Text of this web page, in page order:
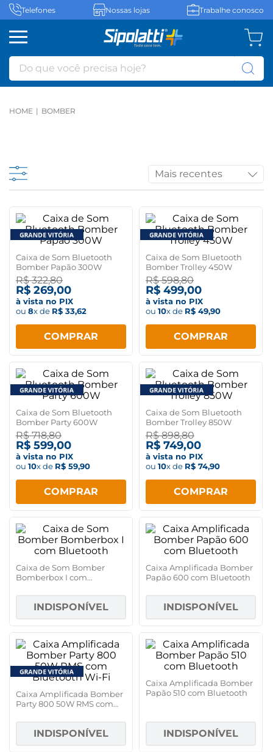
Telefones Nossas lojas Trabalhe conosco
Do que você precisa hoje?
BOMBER
Mais recentes
Caixa de Som Bluetooth
Bomber Papão 300W
R$ 322,80
R$ 269,00
à vista no PIX
ou 8x de R$ 33,62
COMPRAR
Caixa de Som Bluetooth
Bomber Trolley 450W
R$ 598,80
R$ 499,00
à vista no PIX
ou 10x de R$ 49,90
COMPRAR
Caixa de Som Bluetooth
Bomber Party 600W
R$ 718,80
R$ 599,00
à vista no PIX
ou 10x de R$ 59,90
COMPRAR
Caixa de Som Bluetooth
Bomber Trolley 850W
R$ 898,80
R$ 749,00
à vista no PIX
ou 10x de R$ 74,90
COMPRAR
Caixa de Som Bomber
Bomberbox I com
INDISPONÍVEL
Caixa Amplificada Bomber
Papão 600 com Bluetooth
INDISPONÍVEL
Caixa Amplificada Bomber
Party 800 50W RMS com
INDISPONÍVEL
Caixa Amplificada Bomber
Papão 510 com Bluetooth
INDISPONÍVEL